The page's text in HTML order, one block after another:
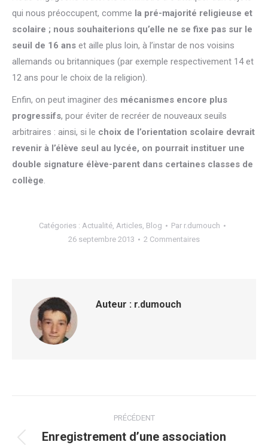
qui nous préoccupent, comme la pré-majorité religieuse et
scolaire ; nous souhaiterions qu’elle ne se fixe pas sur le
seuil de 16 ans et aille plus loin, à l’instar de nos voisins
allemands ou britanniques (par exemple respectivement 14 et
12 ans pour le choix de la religion).
Enfin, on peut imaginer des mécanismes encore plus
progressifs, pour éviter de recréer de nouveaux seuils
arbitraires : ainsi, si le choix de l’orientation scolaire devrait
revenir à l’élève seul au lycée, on pourrait instituer une
double signature élève-parent dans certaines classes de
collège.
Catégories : Actualité, Articles, Blog Par r.dumouch
26 septembre 2013
2 Commentaires
Auteur : r.dumouch
article
PRÉCÉDENT
Enregistrement d’une association